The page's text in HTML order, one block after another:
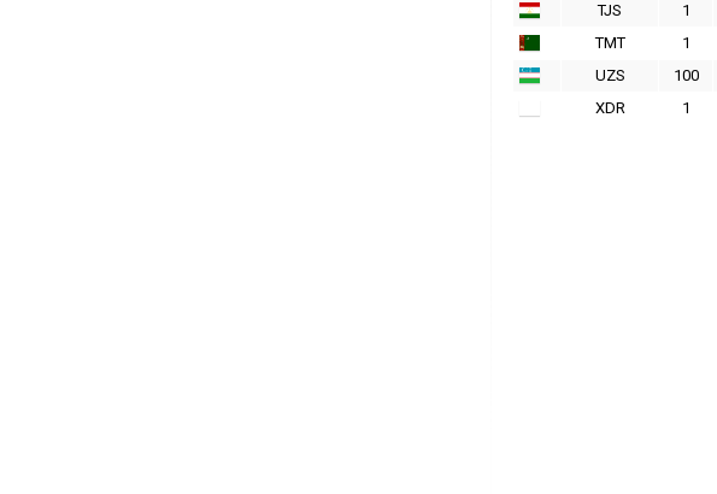
TJS
1
TMT
1
UZS
100
XDR
1